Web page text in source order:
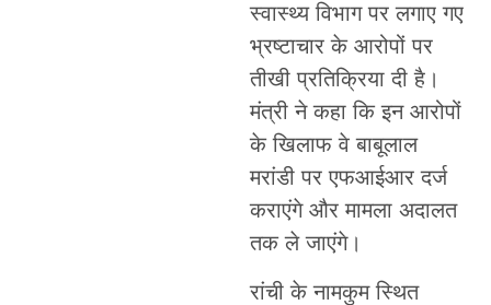
स्वास्थ्य विभाग पर लगाए गए
भ्रष्टाचार के आरोपों पर
तीखी प्रतिक्रिया दी है।
मंत्री ने कहा कि इन आरोपों
के खिलाफ वे बाबूलाल
मरांडी पर एफआईआर दर्ज
कराएंगे और मामला अदालत
तक ले जाएंगे।
रांची के नामकुम स्थित